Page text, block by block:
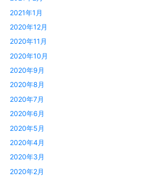
2021年1月
2020年12月
2020年11月
2020年10月
2020年9月
2020年8月
2020年7月
2020年6月
2020年5月
2020年4月
2020年3月
2020年2月